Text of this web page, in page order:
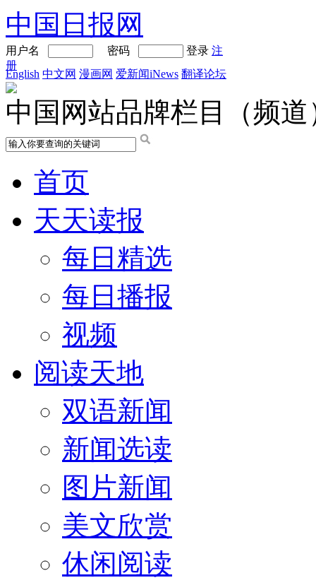
中国日报网
用户名 密码 登录 注
册
English 中文网 漫画网 爱新闻iNews 翻译论坛
中国网站品牌栏目（频道
首页
天天读报
每日精选
每日播报
视频
阅读天地
双语新闻
新闻选读
图片新闻
美文欣赏
休闲阅读